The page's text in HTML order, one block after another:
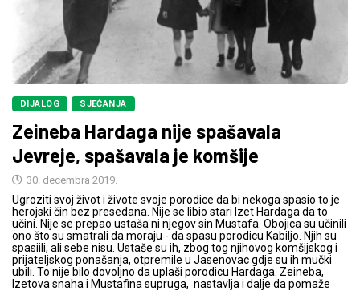
DIJALOG SJEĆANJA
Zeineba Hardaga nije spašavala
Jevreje, spašavala je komšije
30. decembra 2019.
Ugroziti svoj život i živote svoje porodice da bi nekoga spasio to je
herojski čin bez presedana. Nije se libio stari Izet Hardaga da to
učini. Nije se prepao ustaša ni njegov sin Mustafa. Obojica su učinili
ono što su smatrali da moraju - da spasu porodicu Kabiljo. Njih su
spasiili, ali sebe nisu. Ustaše su ih, zbog tog njihovog komšijskog i
prijateljskog ponašanja, otpremile u Jasenovac gdje su ih mučki
ubili. To nije bilo dovoljno da uplaši porodicu Hardaga. Zeineba,
Izetova snaha i Mustafina supruga, nastavlja i dalje da pomaže